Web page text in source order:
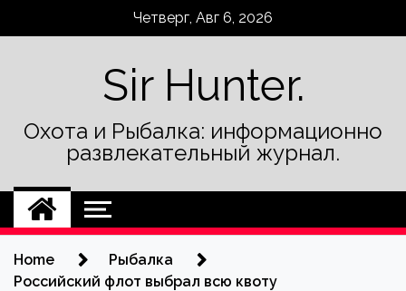
Четверг, Авг 6, 2026
Sir Hunter.
Охота и Рыбалка: информационно
развлекательный журнал.
Home
Рыбалка
Российский флот выбрал всю квоту